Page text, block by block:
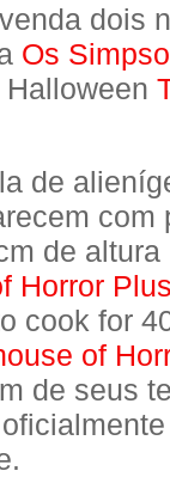
dois
Os
de
com
de
Horror
cook for
of
de seus